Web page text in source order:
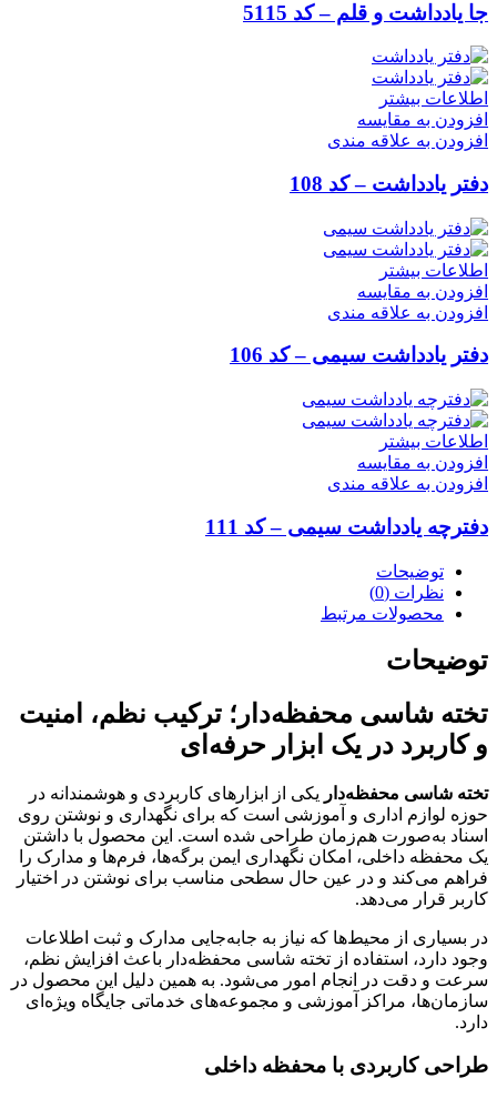
جا یادداشت و قلم – کد 5115
اطلاعات بیشتر
افزودن به مقایسه
افزودن به علاقه مندی
دفتر یادداشت – کد 108
اطلاعات بیشتر
افزودن به مقایسه
افزودن به علاقه مندی
دفتر یادداشت سیمی – کد 106
اطلاعات بیشتر
افزودن به مقایسه
افزودن به علاقه مندی
دفترچه یادداشت سیمی – کد 111
توضیحات
نظرات (0)
محصولات مرتبط
توضیحات
تخته شاسی محفظه‌دار؛ ترکیب نظم، امنیت
و کاربرد در یک ابزار حرفه‌ای
تخته شاسی محفظه‌دار یکی از ابزارهای کاربردی و هوشمندانه در
حوزه لوازم اداری و آموزشی است که برای نگهداری و نوشتن روی
اسناد به‌صورت هم‌زمان طراحی شده است. این محصول با داشتن
یک محفظه داخلی، امکان نگهداری ایمن برگه‌ها، فرم‌ها و مدارک را
فراهم می‌کند و در عین حال سطحی مناسب برای نوشتن در اختیار
کاربر قرار می‌دهد.
در بسیاری از محیط‌ها که نیاز به جابه‌جایی مدارک و ثبت اطلاعات
وجود دارد، استفاده از تخته شاسی محفظه‌دار باعث افزایش نظم،
سرعت و دقت در انجام امور می‌شود. به همین دلیل این محصول در
سازمان‌ها، مراکز آموزشی و مجموعه‌های خدماتی جایگاه ویژه‌ای
دارد.
طراحی کاربردی با محفظه داخلی